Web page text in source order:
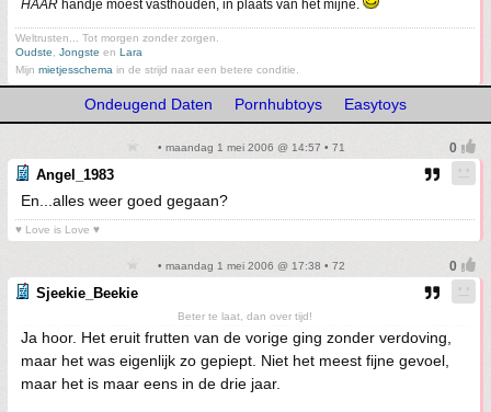
HAAR handje moest vasthouden, in plaats van het mijne.
Weltrusten... Tot morgen zonder zorgen.
Oudste, Jongste en Lara
Mijn mietjesschema in de strijd naar een betere conditie.
Ondeugend Daten Pornhubtoys Easytoys
• maandag 1 mei 2006 @ 14:57 • 71
Angel_1983
En...alles weer goed gegaan?
♥ Love is Love ♥
• maandag 1 mei 2006 @ 17:38 • 72
Sjeekie_Beekie
Beter te laat, dan over tijd!
Ja hoor. Het eruit frutten van de vorige ging zonder verdoving,
maar het was eigenlijk zo gepiept. Niet het meest fijne gevoel,
maar het is maar eens in de drie jaar.